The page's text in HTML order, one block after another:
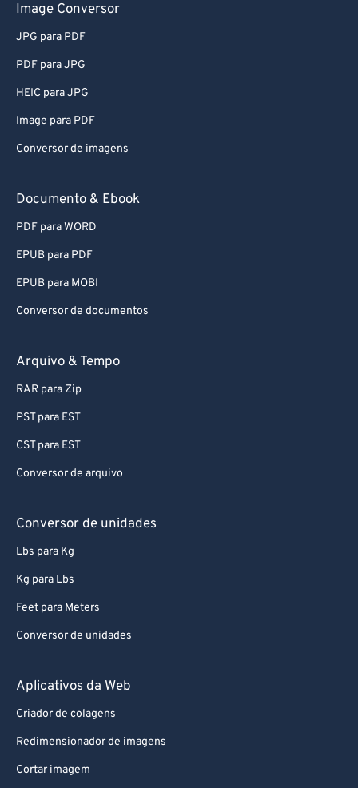
Image Conversor
JPG para PDF
PDF para JPG
HEIC para JPG
Image para PDF
Conversor de imagens
Documento & Ebook
PDF para WORD
EPUB para PDF
EPUB para MOBI
Conversor de documentos
Arquivo & Tempo
RAR para Zip
PST para EST
CST para EST
Conversor de arquivo
Conversor de unidades
Lbs para Kg
Kg para Lbs
Feet para Meters
Conversor de unidades
Aplicativos da Web
Criador de colagens
Redimensionador de imagens
Cortar imagem